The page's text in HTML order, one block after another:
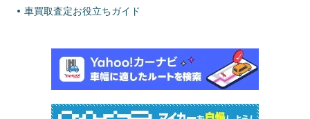
車買取査定お役立ちガイド